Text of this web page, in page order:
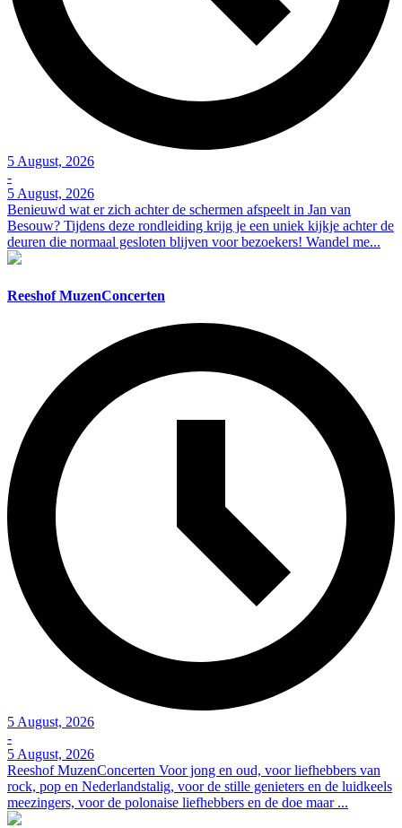
5 August, 2026
-
5 August, 2026
Benieuwd wat er zich achter de schermen afspeelt in Jan van
Besouw? Tijdens deze rondleiding krijg je een uniek kijkje achter de
deuren die normaal gesloten blijven voor bezoekers! Wandel me...
Reeshof MuzenConcerten
5 August, 2026
-
5 August, 2026
Reeshof MuzenConcerten Voor jong en oud, voor liefhebbers van
rock, pop en Nederlandstalig, voor de stille genieters en de luidkeels
meezingers, voor de polonaise liefhebbers en de doe maar ...